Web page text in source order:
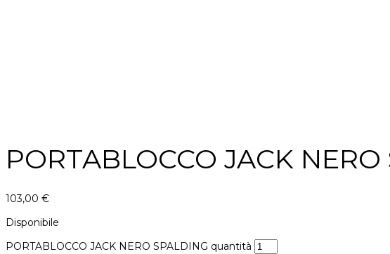
PORTABLOCCO JACK NERO
103,00 €
Disponibile
PORTABLOCCO JACK NERO SPALDING quantità